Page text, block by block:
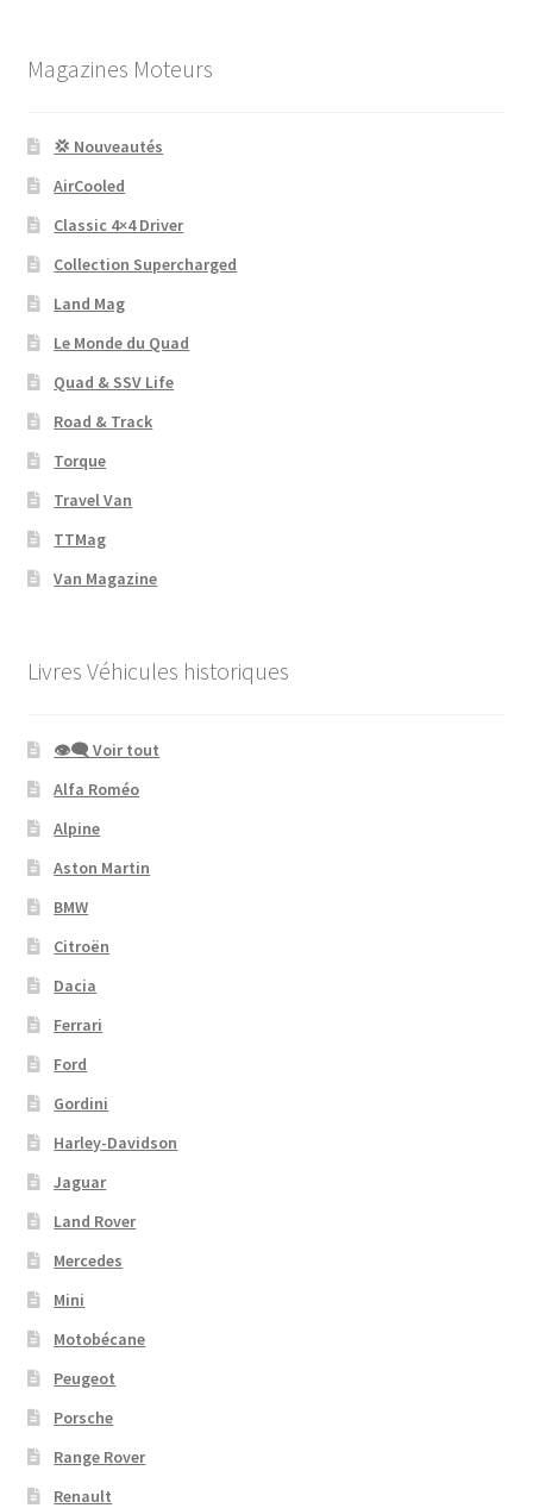
Magazines Moteurs
💢 Nouveautés
AirCooled
Classic 4×4 Driver
Collection Supercharged
Land Mag
Le Monde du Quad
Quad & SSV Life
Road & Track
Torque
Travel Van
TTMag
Van Magazine
Livres Véhicules historiques
👁‍🗨 Voir tout
Alfa Roméo
Alpine
Aston Martin
BMW
Citroën
Dacia
Ferrari
Ford
Gordini
Harley-Davidson
Jaguar
Land Rover
Mercedes
Mini
Motobécane
Peugeot
Porsche
Range Rover
Renault